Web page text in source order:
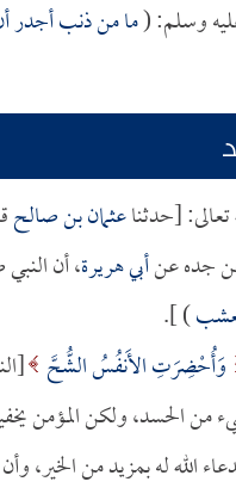
وسلم: (ما من ذنب أجدر
[حدثناعثمان بن صالح
جده عنأبي هريرة، أن
) ].
وَأُحْضِرَتِ الأَنفُسُ الشُّحَّ [النساء:128]
من الحسد، ولكن المؤمن
الله له بمزيد من الخير،